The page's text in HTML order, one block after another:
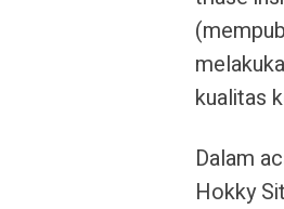
kualitas
Dalam
Hokky